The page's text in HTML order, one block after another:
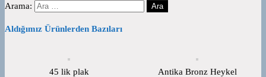
Arama:
Aldığımız Ürünlerden Bazıları
45 lik plak Antika Bronz Heykel